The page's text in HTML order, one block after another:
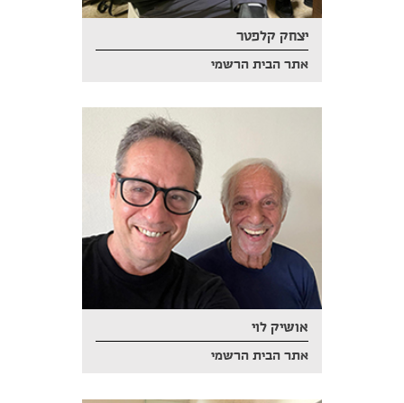
יצחק קלפטר
אתר הבית הרשמי
אושיק לוי
אתר הבית הרשמי